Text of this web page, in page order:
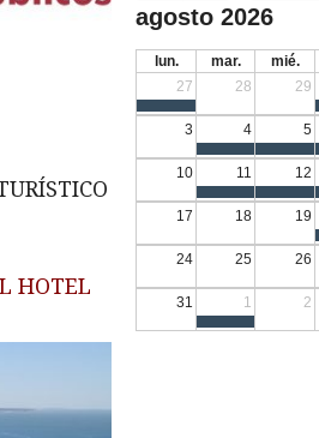
HOTEL
agosto 2026
lun. mar. mié.
27
28 29
3 4 5
10 11 12
17 18 19
24 25 26
31 1 2